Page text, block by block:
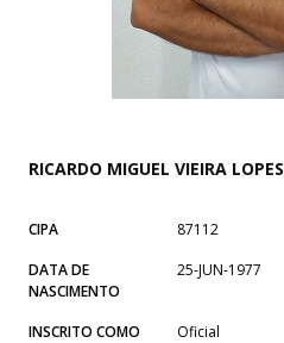
RICARDO MIGUEL VIEIRA LOPES
CIPA
87112
DATA DE
NASCIMENTO
25-JUN-1977
INSCRITO COMO Oficial